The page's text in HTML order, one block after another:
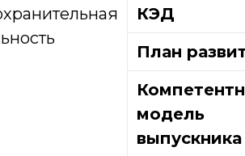
КЭД
План
модель
выпускника